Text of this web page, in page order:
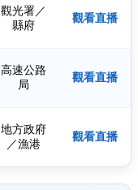
觀光署／
縣府
觀看直播
高速公路
局
觀看直播
地方政府
／漁港
觀看直播